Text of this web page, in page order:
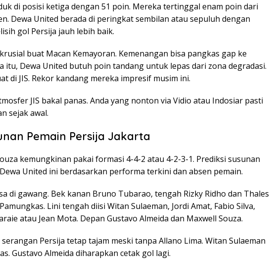
di posisi ketiga dengan 51 poin. Mereka tertinggal enam poin dari
Dewa United berada di peringkat sembilan atau sepuluh dengan
gol Persija jauh lebih baik.
buat Macan Kemayoran. Kemenangan bisa pangkas gap ke
itu, Dewa United butuh poin tandang untuk lepas dari zona degradasi.
di JIS. Rekor kandang mereka impresif musim ini.
JIS bakal panas. Anda yang nonton via Vidio atau Indosiar pasti
sejak awal.
Pemain Persija Jakarta
kemungkinan pakai formasi 4-4-2 atau 4-2-3-1. Prediksi susunan
United ini berdasarkan performa terkini dan absen pemain.
di gawang. Bek kanan Bruno Tubarao, tengah Rizky Ridho dan Thales
Lini tengah diisi Witan Sulaeman, Jordi Amat, Fabio Silva,
atau Jean Mota. Depan Gustavo Almeida dan Maxwell Souza.
Persija tetap tajam meski tanpa Allano Lima. Witan Sulaeman
Gustavo Almeida diharapkan cetak gol lagi.